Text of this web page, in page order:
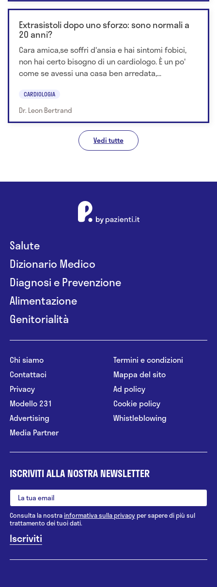
Extrasistoli dopo uno sforzo: sono normali a
20 anni?
Cara amica,se soffri d'ansia e hai sintomi fobici,
non hai certo bisogno di un cardiologo. È un po'
come se avessi una casa ben arredata,...
CARDIOLOGIA
Dr. Leon Bertrand
Vedi tutte
Salute
Dizionario Medico
Diagnosi e Prevenzione
Alimentazione
Genitorialità
Chi siamo
Contattaci
Privacy
Modello 231
Advertising
Media Partner
Termini e condizioni
Mappa del sito
Ad policy
Cookie policy
Whistleblowing
ISCRIVITI ALLA NOSTRA NEWSLETTER
Consulta la nostrainformativa sulla privacy per sapere di più sul
trattamento dei tuoi dati.